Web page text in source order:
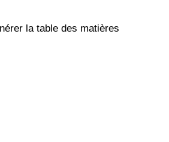
la table des matières